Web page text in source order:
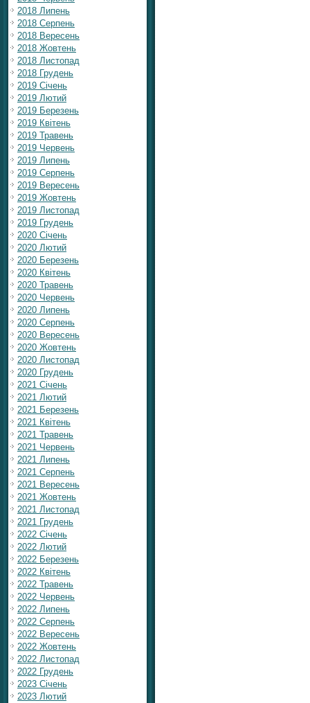
2018 Липень
2018 Серпень
2018 Вересень
2018 Жовтень
2018 Листопад
2018 Грудень
2019 Січень
2019 Лютий
2019 Березень
2019 Квітень
2019 Травень
2019 Червень
2019 Липень
2019 Серпень
2019 Вересень
2019 Жовтень
2019 Листопад
2019 Грудень
2020 Січень
2020 Лютий
2020 Березень
2020 Квітень
2020 Травень
2020 Червень
2020 Липень
2020 Серпень
2020 Вересень
2020 Жовтень
2020 Листопад
2020 Грудень
2021 Січень
2021 Лютий
2021 Березень
2021 Квітень
2021 Травень
2021 Червень
2021 Липень
2021 Серпень
2021 Вересень
2021 Жовтень
2021 Листопад
2021 Грудень
2022 Січень
2022 Лютий
2022 Березень
2022 Квітень
2022 Травень
2022 Червень
2022 Липень
2022 Серпень
2022 Вересень
2022 Жовтень
2022 Листопад
2022 Грудень
2023 Січень
2023 Лютий